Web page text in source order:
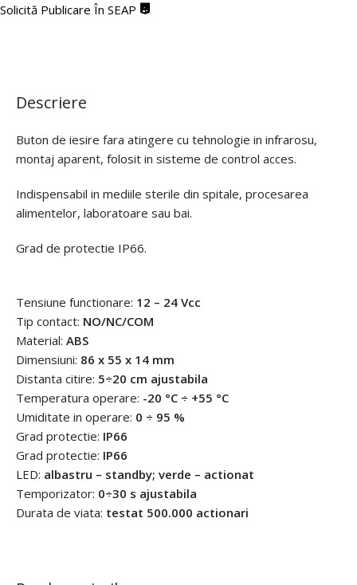
Solicită Publicare În SEAP
Descriere
Buton de iesire fara atingere cu tehnologie in infrarosu,
montaj aparent, folosit in sisteme de control acces.
Indispensabil in mediile sterile din spitale, procesarea
alimentelor, laboratoare sau bai.
Grad de protectie IP66.
Tensiune functionare: 12 – 24 Vcc
Tip contact: NO/NC/COM
Material: ABS
Dimensiuni: 86 x 55 x 14 mm
Distanta citire: 5÷20 cm ajustabila
Temperatura operare: -20 °C ÷ +55 °C
Umiditate in operare: 0 ÷ 95 %
Grad protectie: IP66
Grad protectie: IP66
LED: albastru – standby; verde – actionat
Temporizator: 0÷30 s ajustabila
Durata de viata: testat 500.000 actionari